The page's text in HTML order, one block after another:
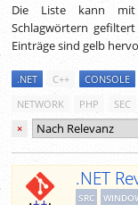
Die Liste kann mit
Schlagwörtern
Einträge sind gelb
.NET C++ CONSOLE
NETWORK
PHP SEC
×
.NET
SRC